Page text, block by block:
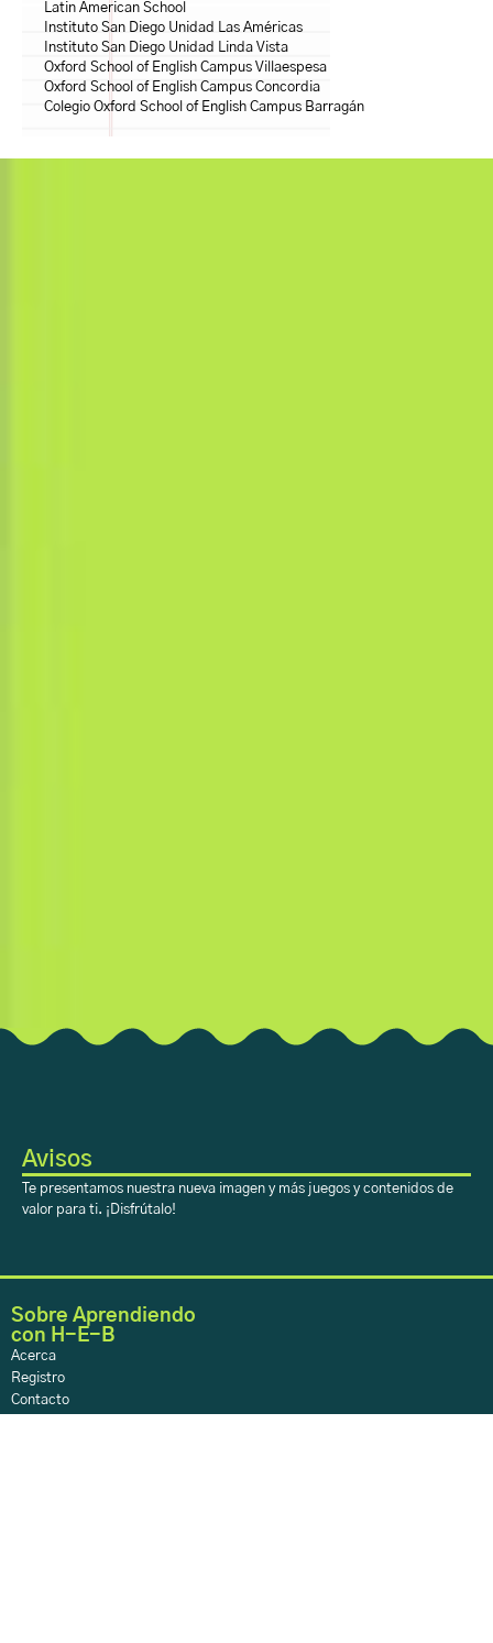
Latin American School
Instituto San Diego Unidad Las Américas
Instituto San Diego Unidad Linda Vista
Oxford School of English Campus Villaespesa
Oxford School of English Campus Concordia
Colegio Oxford School of English Campus Barragán
Avisos
Te presentamos nuestra nueva imagen y más juegos y contenidos de
valor para ti. ¡Disfrútalo!
Sobre Aprendiendo
con H-E-B
Acerca
Registro
Contacto